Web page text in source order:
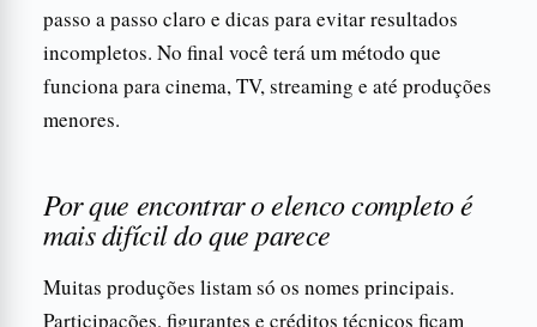
passo a passo claro e dicas para evitar resultados
incompletos. No final você terá um método que
funciona para cinema, TV, streaming e até produções
menores.
Por que encontrar o elenco completo é
mais difícil do que parece
Muitas produções listam só os nomes principais.
Participações, figurantes e créditos técnicos ficam